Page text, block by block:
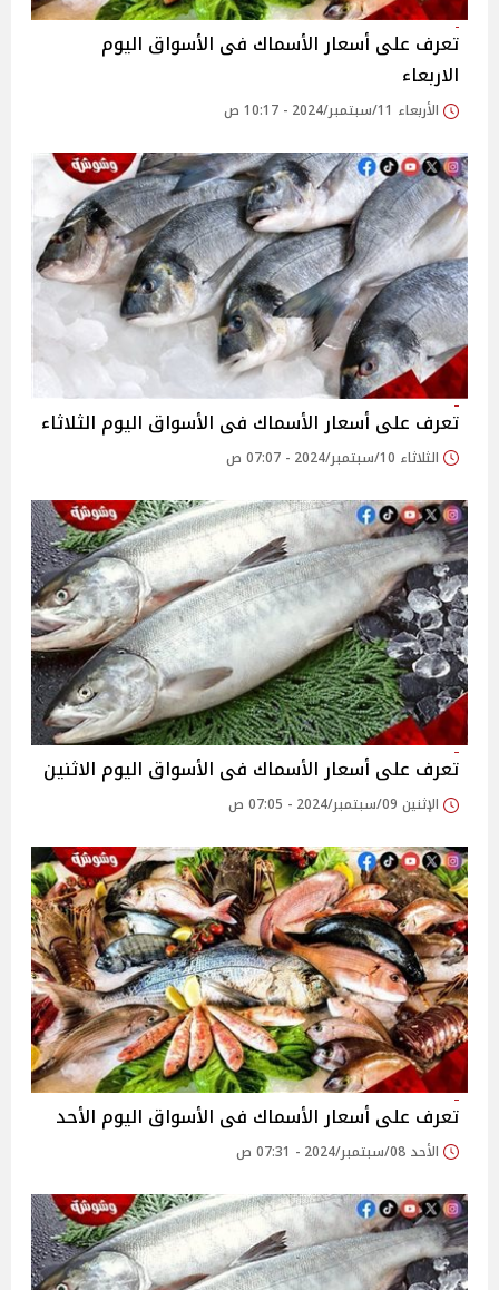
تعرف على أسعار الأسماك فى الأسواق اليوم
الاربعاء
الأربعاء 11/سبتمبر/2024 - 10:17 ص
تعرف على أسعار الأسماك فى الأسواق اليوم الثلاثاء
الثلاثاء 10/سبتمبر/2024 - 07:07 ص
تعرف على أسعار الأسماك فى الأسواق اليوم الاثنين
الإثنين 09/سبتمبر/2024 - 07:05 ص
تعرف على أسعار الأسماك فى الأسواق اليوم الأحد
الأحد 08/سبتمبر/2024 - 07:31 ص